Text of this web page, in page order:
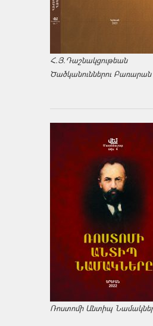
Հ.Յ.Դաշնակցութեան
Ծածկանուններու Բառարան
Ռոստոմի Անտիպ